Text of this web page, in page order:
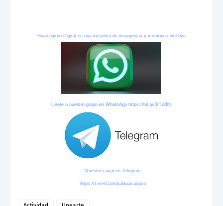
Guaicaipuro Digital es una iniciativa de insurgencia y memoria colectiva
Únete a nuestro grupo en WhatsApp https://bit.ly/3rTxBlN
Nuestro canal en Telegram
https://t.me/CatedraGuaicaipuro